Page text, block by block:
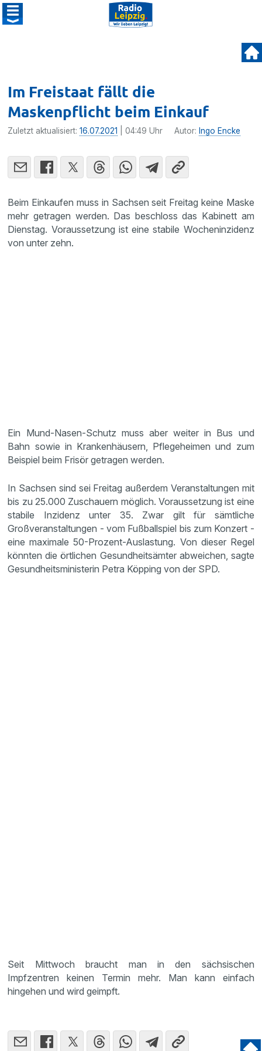
Im Freistaat fällt die
Maskenpflicht beim Einkauf
Zuletzt aktualisiert:16.07.2021 | 04:49 Uhr Autor: Ingo Encke
Beim Einkaufen muss in Sachsen seit Freitag keine Maske
mehr getragen werden. Das beschloss das Kabinett am
Dienstag. Voraussetzung ist eine stabile Wocheninzidenz
von unter zehn.
Ein Mund-Nasen-Schutz muss aber weiter in Bus und
Bahn sowie in Krankenhäusern, Pflegeheimen und zum
Beispiel beim Frisör getragen werden.
In Sachsen sind sei Freitag außerdem Veranstaltungen mit
bis zu 25.000 Zuschauern möglich. Voraussetzung ist eine
stabile Inzidenz unter 35. Zwar gilt für sämtliche
Großveranstaltungen - vom Fußballspiel bis zum Konzert -
eine maximale 50-Prozent-Auslastung. Von dieser Regel
könnten die örtlichen Gesundheitsämter abweichen, sagte
Gesundheitsministerin Petra Köpping von der SPD.
Seit Mittwoch braucht man in den sächsischen
Impfzentren keinen Termin mehr. Man kann einfach
hingehen und wird geimpft.